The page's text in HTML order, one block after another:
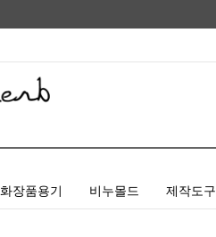
화장품용기 비누몰드 제작도구